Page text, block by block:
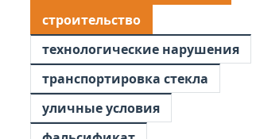
строительство
технологические нарушения
транспортировка стекла
уличные условия